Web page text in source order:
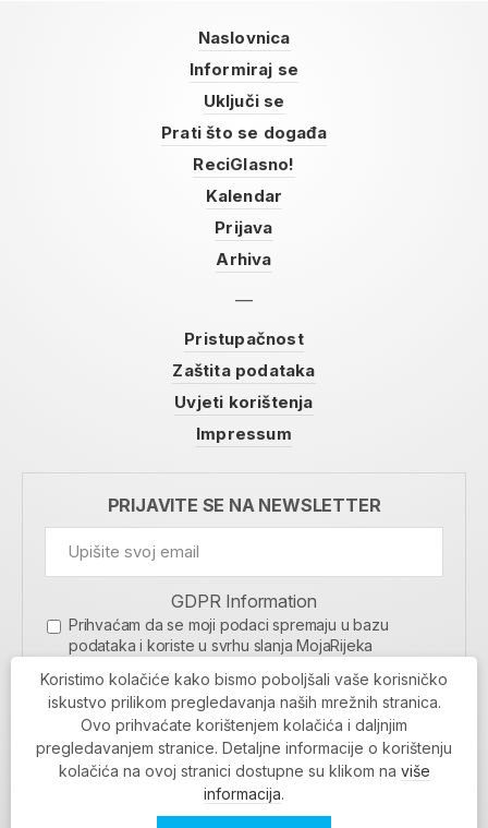
Naslovnica
Informiraj se
Uključi se
Prati što se događa
ReciGlasno!
Kalendar
Prijava
Arhiva
Pristupačnost
Zaštita podataka
Uvjeti korištenja
Impressum
PRIJAVITE SE NA NEWSLETTER
GDPR Information
Prihvaćam da se moji podaci spremaju u bazu
podataka i koriste u svrhu slanja MojaRijeka
MOJARIJEKA NEWSLETTER
PRIJAVI SE
Koristimo kolačiće kako bismo poboljšali vaše korisničko
iskustvo prilikom pregledavanja naših mrežnih stranica.
Ovo prihvaćate korištenjem kolačića i daljnjim
pregledavanjem stranice. Detaljne informacije o korištenju
kolačića na ovoj stranici dostupne su klikom na više
informacija.